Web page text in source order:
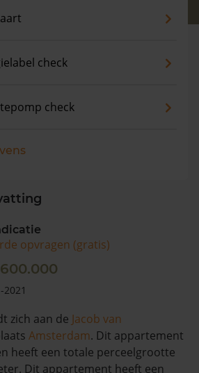
check
check
opvragen (gratis)
zich aan de Jacob van
Amsterdam. Dit appartement
heeft een totale perceelgrootte
Dit appartement heeft een